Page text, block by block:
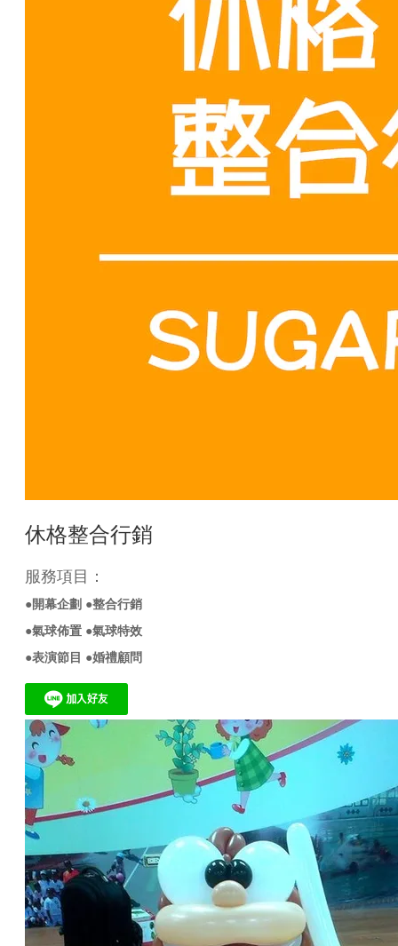
休格整合行銷
服務項目：
●開幕企劃 ●整合行銷
●氣球佈置 ●氣球特效
●表演節目 ●婚禮顧問